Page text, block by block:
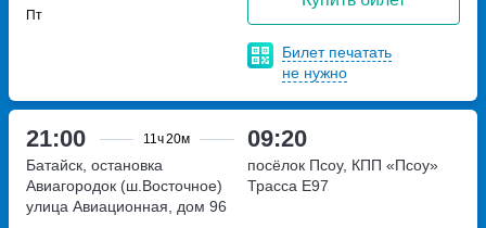
Пт
Билет печатать
не нужно
21:00 11ч20м 09:20
Батайск, остановка
Авиагородок (ш.Восточное)
улица Авиационная, дом 96
посёлок Псоу, КПП «‎Псоу»
Трасса E97